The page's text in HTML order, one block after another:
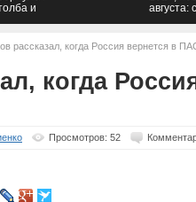
и
августа:
сейчас,
рассказал, когда Россия вернется в
когда
Просмотров: 52